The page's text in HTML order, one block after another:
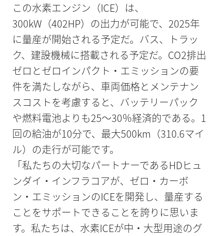
この水素エンジン（ICE）は、
300kW（402HP）の出力が可能で、2025年
に量産が開始される予定だ。バス、トラッ
ク、建設機械に搭載される予定だ。CO2排出
ゼロとゼロインパクト・エミッションの要
件を満たしながら、車両価格とメンテナン
スコストを考慮すると、バッテリーパック
や燃料電池よりも25～30％経済的である。1
回の給油が10分で、最大500km（310.6マイ
ル）の走行が可能です。
「私たちの大切なパートナーであるHDヒュ
ンダイ・インフラコアが、ゼロ・カーボ
ン・エミッションのICEを開発し、量産する
ことをサポートできることを誇りに思いま
す。私たちは、水素ICEが中・大型用途のグ